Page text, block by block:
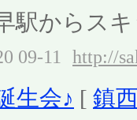
駅からス
09-11 http://
生会♪ [ 鎮